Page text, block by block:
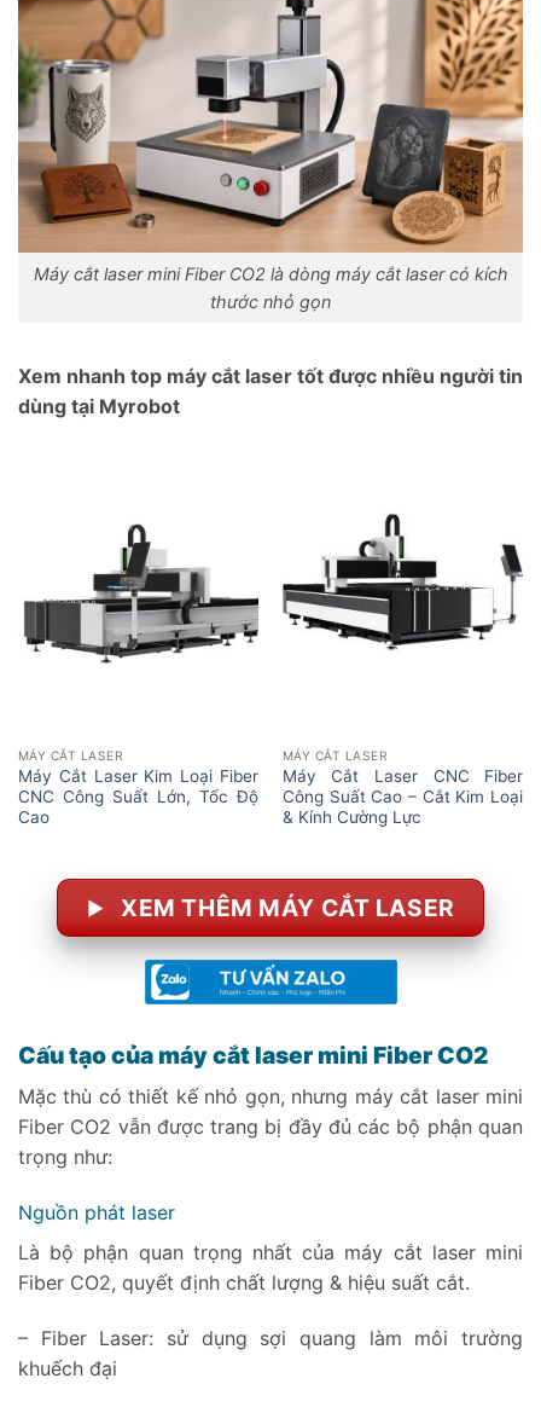
Máy cắt laser mini Fiber CO2 là dòng máy cắt laser có kích
thước nhỏ gọn
Xem nhanh top máy cắt laser tốt được nhiều người tin
dùng tại Myrobot
MÁY CẮT LASER
Máy Cắt Laser Kim Loại Fiber
CNC Công Suất Lớn, Tốc Độ
Cao
MÁY CẮT LASER
Máy Cắt Laser CNC Fiber
Công Suất Cao – Cắt Kim Loại
& Kính Cường Lực
XEM THÊM MÁY CẮT LASER
Cấu tạo của máy cắt laser mini Fiber CO2
Mặc thù có thiết kế nhỏ gọn, nhưng máy cắt laser mini
Fiber CO2 vẫn được trang bị đầy đủ các bộ phận quan
trọng như:
Nguồn phát laser
Là bộ phận quan trọng nhất của máy cắt laser mini
Fiber CO2, quyết định chất lượng & hiệu suất cắt.
– Fiber Laser: sử dụng sợi quang làm môi trường
khuếch đại